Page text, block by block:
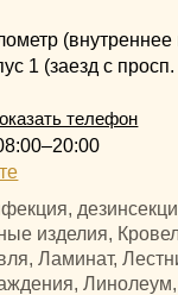
(внутреннее
1 (заезд с
телефон
изделия,
Ламинат,